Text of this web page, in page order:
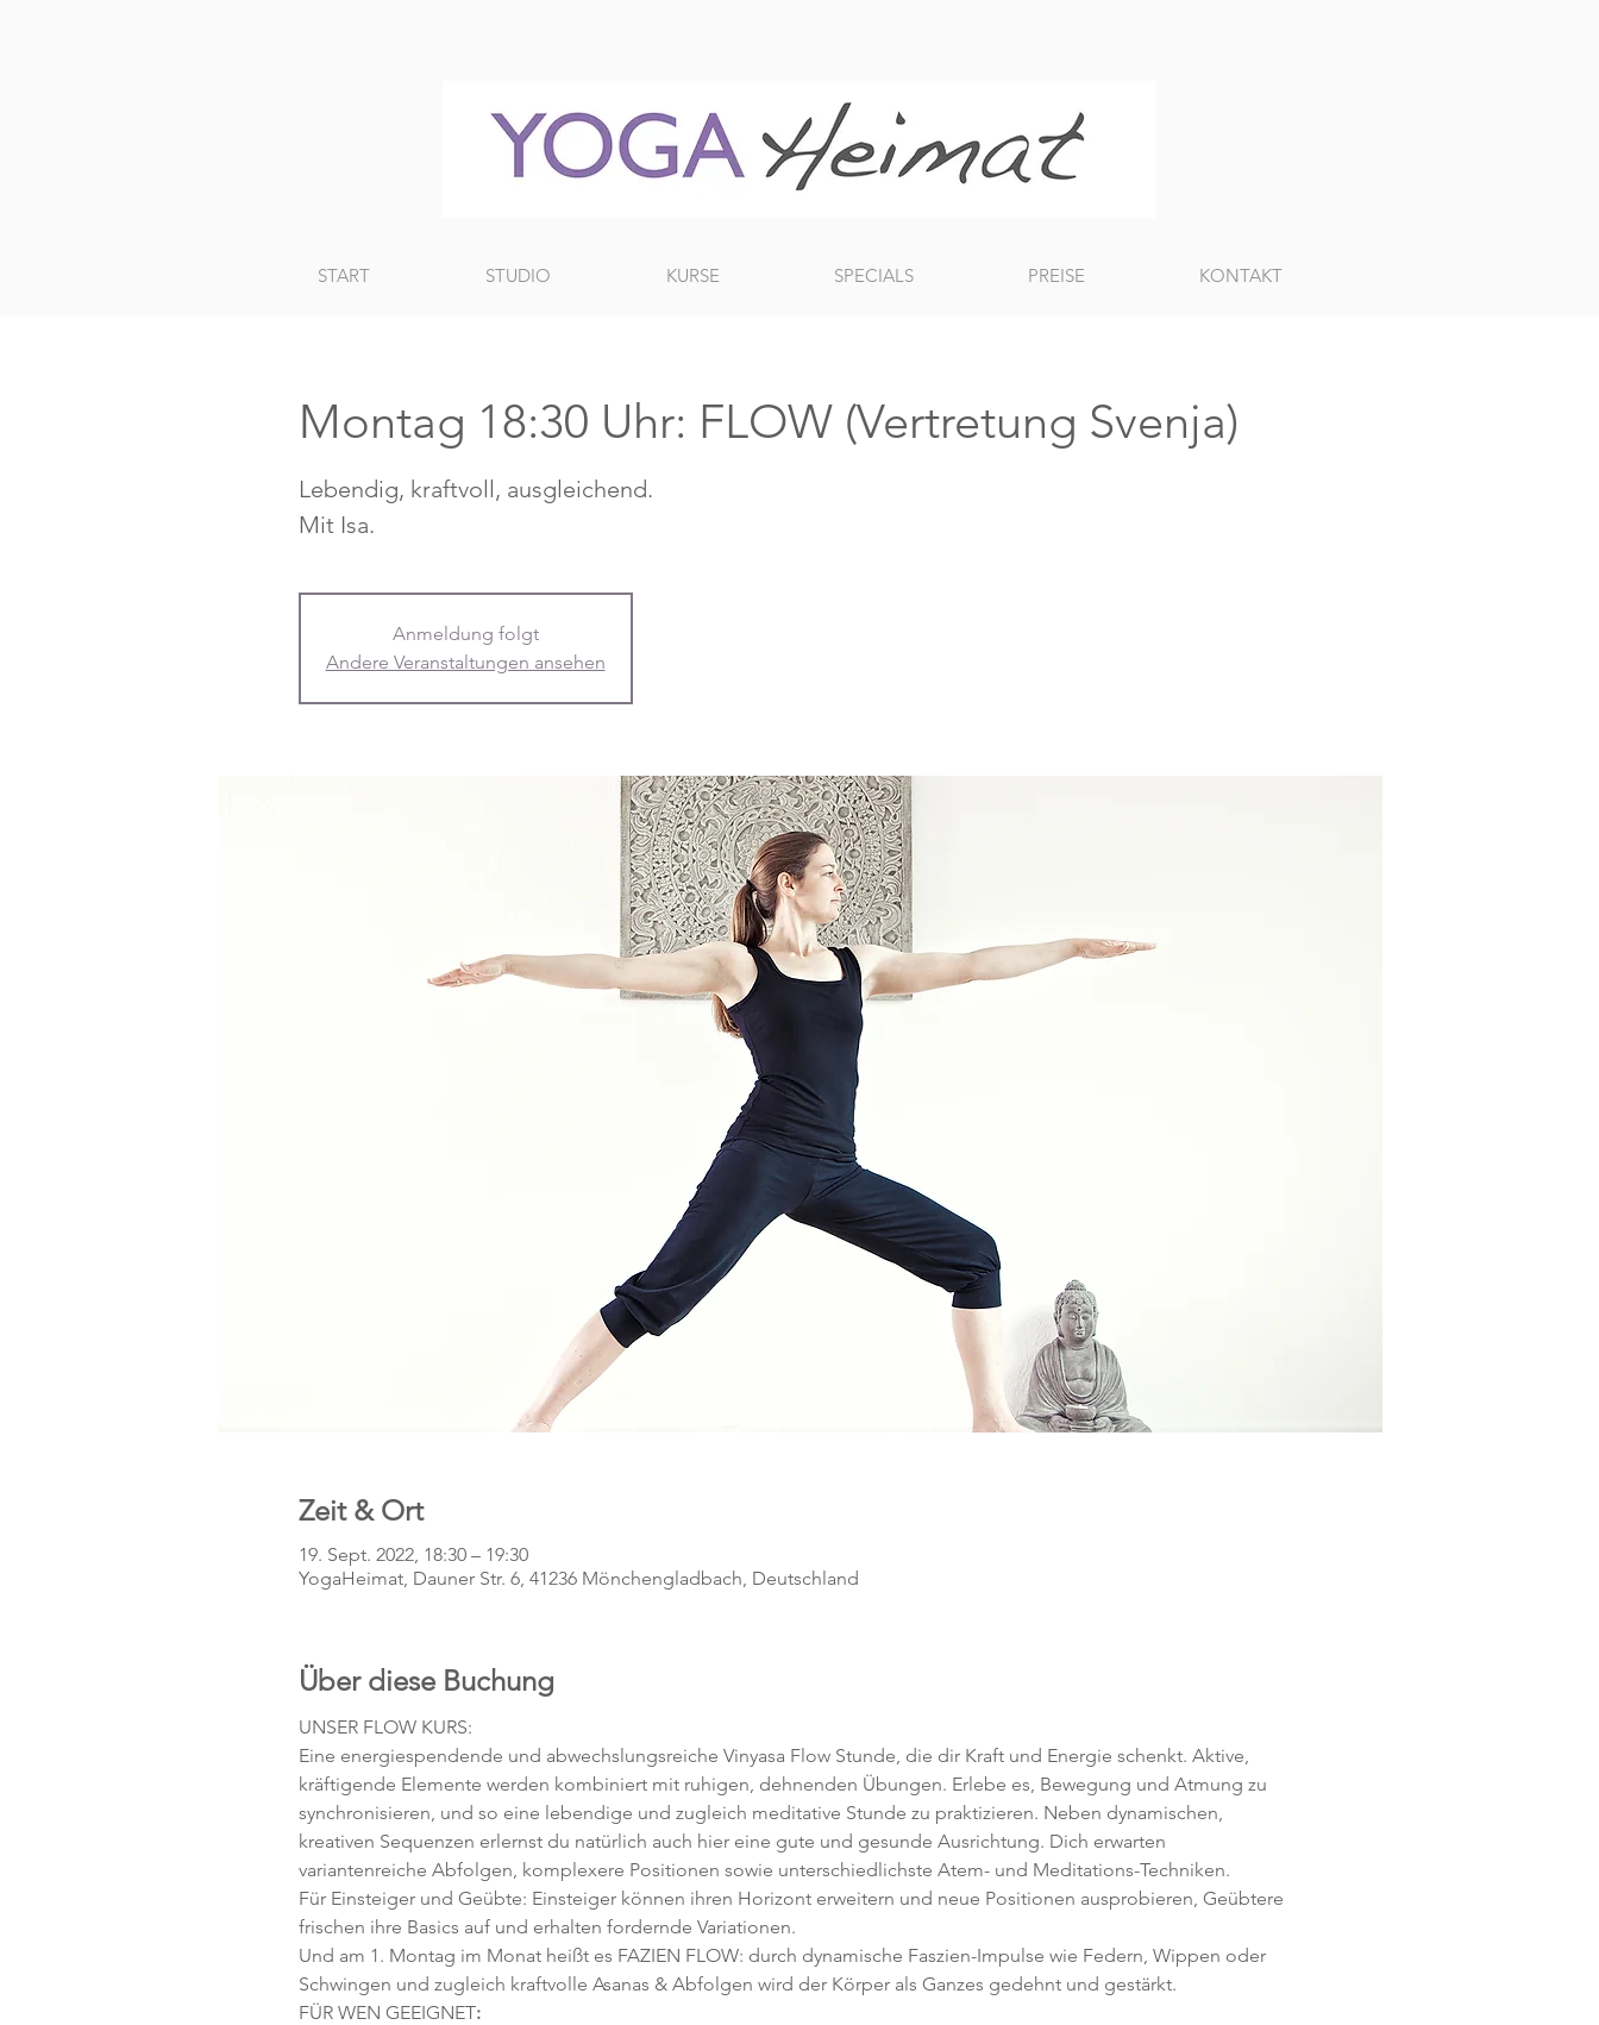
START STUDIO KURSE SPECIALS PREISE KONTAKT
Montag 18:30 Uhr: FLOW (Vertretung Svenja)
Lebendig, kraftvoll, ausgleichend.
Mit Isa.
Anmeldung folgt
Andere Veranstaltungen ansehen
Zeit & Ort
19. Sept. 2022, 18:30 – 19:30
YogaHeimat, Dauner Str. 6, 41236 Mönchengladbach, Deutschland
Über diese Buchung
UNSER FLOW KURS:
Eine energiespendende und abwechslungsreiche Vinyasa Flow Stunde, die dir Kraft und Energie schenkt. Aktive,
kräftigende Elemente werden kombiniert mit ruhigen, dehnenden Übungen. Erlebe es, Bewegung und Atmung zu
synchronisieren, und so eine lebendige und zugleich meditative Stunde zu praktizieren. Neben dynamischen,
kreativen Sequenzen erlernst du natürlich auch hier eine gute und gesunde Ausrichtung. Dich erwarten
variantenreiche Abfolgen, komplexere Positionen sowie unterschiedlichste Atem- und Meditations-Techniken.
Für Einsteiger und Geübte: Einsteiger können ihren Horizont erweitern und neue Positionen ausprobieren, Geübtere
frischen ihre Basics auf und erhalten fordernde Variationen.
Und am 1. Montag im Monat heißt es FAZIEN FLOW: durch dynamische Faszien-Impulse wie Federn, Wippen oder
Schwingen und zugleich kraftvolle Asanas & Abfolgen wird der Körper als Ganzes gedehnt und gestärkt.
FÜR WEN GEEIGNET: